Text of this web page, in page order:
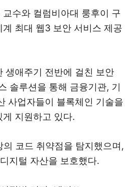
수와 컬럼비아대 룽후이 구
최대 웹3 보안 서비스 제공
생애주기 전반에 걸친 보안
솔루션을 통해 금융기관, 기
사업자들이 블록체인 기술을
지원하고 있다.
의 코드 취약점을 탐지했으며,
지털 자산을 보호했다.